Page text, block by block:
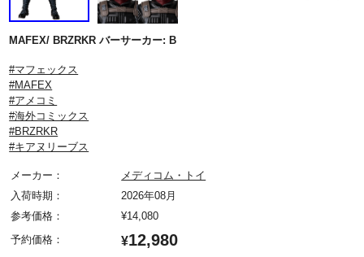
MAFEX/ BRZRKR バーサーカー: B
#マフェックス
#MAFEX
#アメコミ
#海外コミックス
#BRZRKR
#キアヌリーブス
メーカー：
メディコム・トイ
入荷時期：
2026年08月
参考価格：
¥14,080
予約価格：
¥12,980